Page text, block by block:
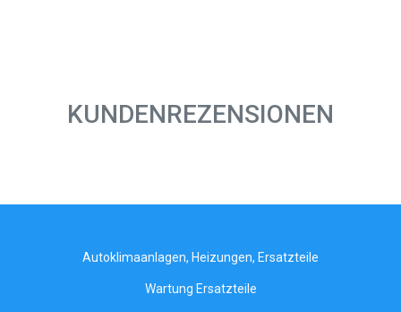
KUNDENREZENSIONEN
Autoklimaanlagen, Heizungen, Ersatzteile
Wartung Ersatzteile